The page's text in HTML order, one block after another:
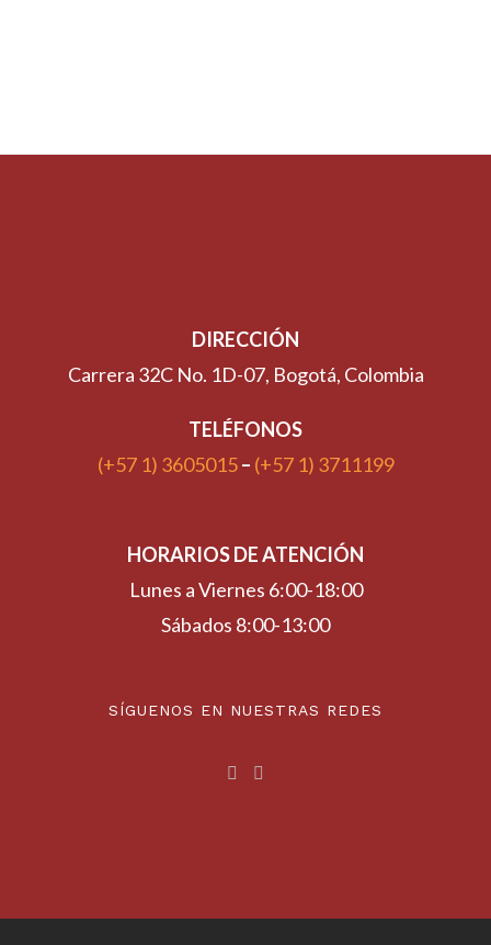
DIRECCIÓN
Carrera 32C No. 1D-07, Bogotá, Colombia
TELÉFONOS
(+57 1) 3605015– (+57 1) 3711199
HORARIOS DE ATENCIÓN
Lunes a Viernes 6:00-18:00
Sábados 8:00-13:00
SÍGUENOS EN NUESTRAS REDES